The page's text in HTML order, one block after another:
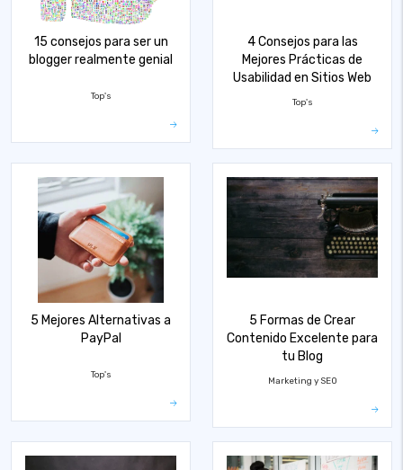
15 consejos para ser un
blogger realmente genial
Top's
4 Consejos para las
Mejores Prácticas de
Usabilidad en Sitios Web
Top's
5 Mejores Alternativas a
PayPal
Top's
5 Formas de Crear
Contenido Excelente para
tu Blog
Marketing y SEO